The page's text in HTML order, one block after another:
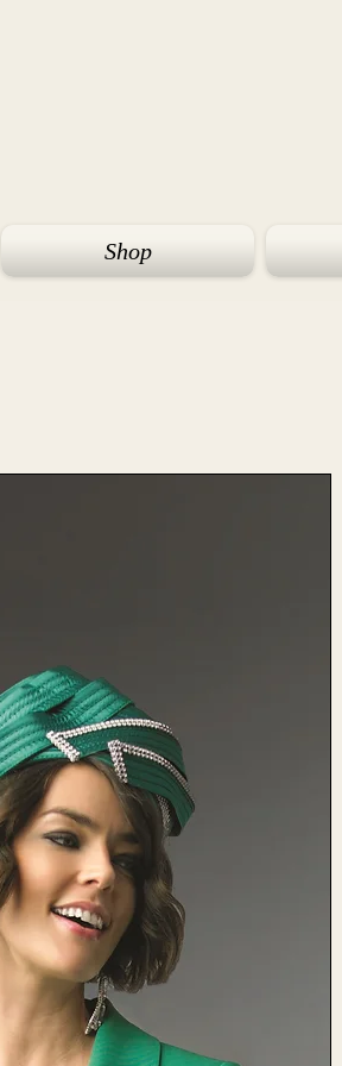
Shop